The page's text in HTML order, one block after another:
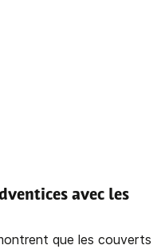
avec les
que les couverts